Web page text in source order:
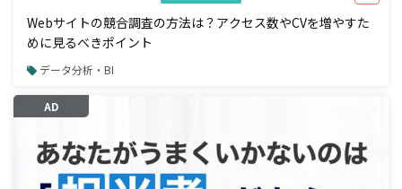
Webサイトの競合調査の方法は？アクセス数やCVを増やすた
めに見るべきポイント
データ分析・BI
AD